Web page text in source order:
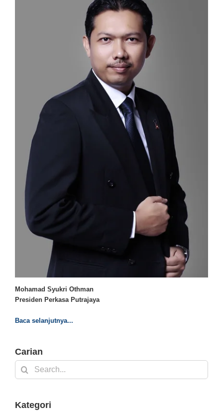
Mohamad Syukri Othman
Presiden Perkasa Putrajaya
Baca selanjutnya...
Carian
Search
for:
Kategori